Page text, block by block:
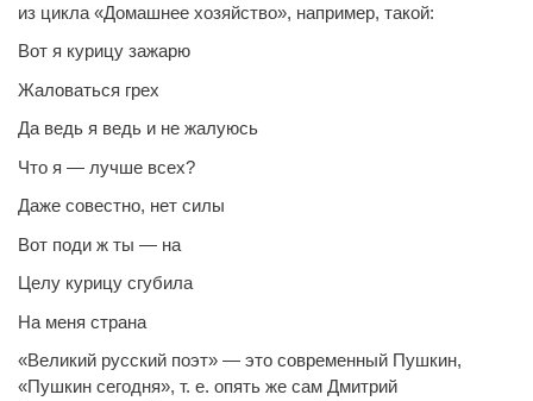
из цикла «Домашнее хозяйство», например, такой:
Вот я курицу зажарю
Жаловаться грех
Да ведь я ведь и не жалуюсь
Что я — лучше всех?
Даже совестно, нет силы
Вот поди ж ты — на
Целу курицу сгубила
На меня страна
«Великий русский поэт» — это современный Пушкин,
«Пушкин сегодня», т. е. опять же сам Дмитрий